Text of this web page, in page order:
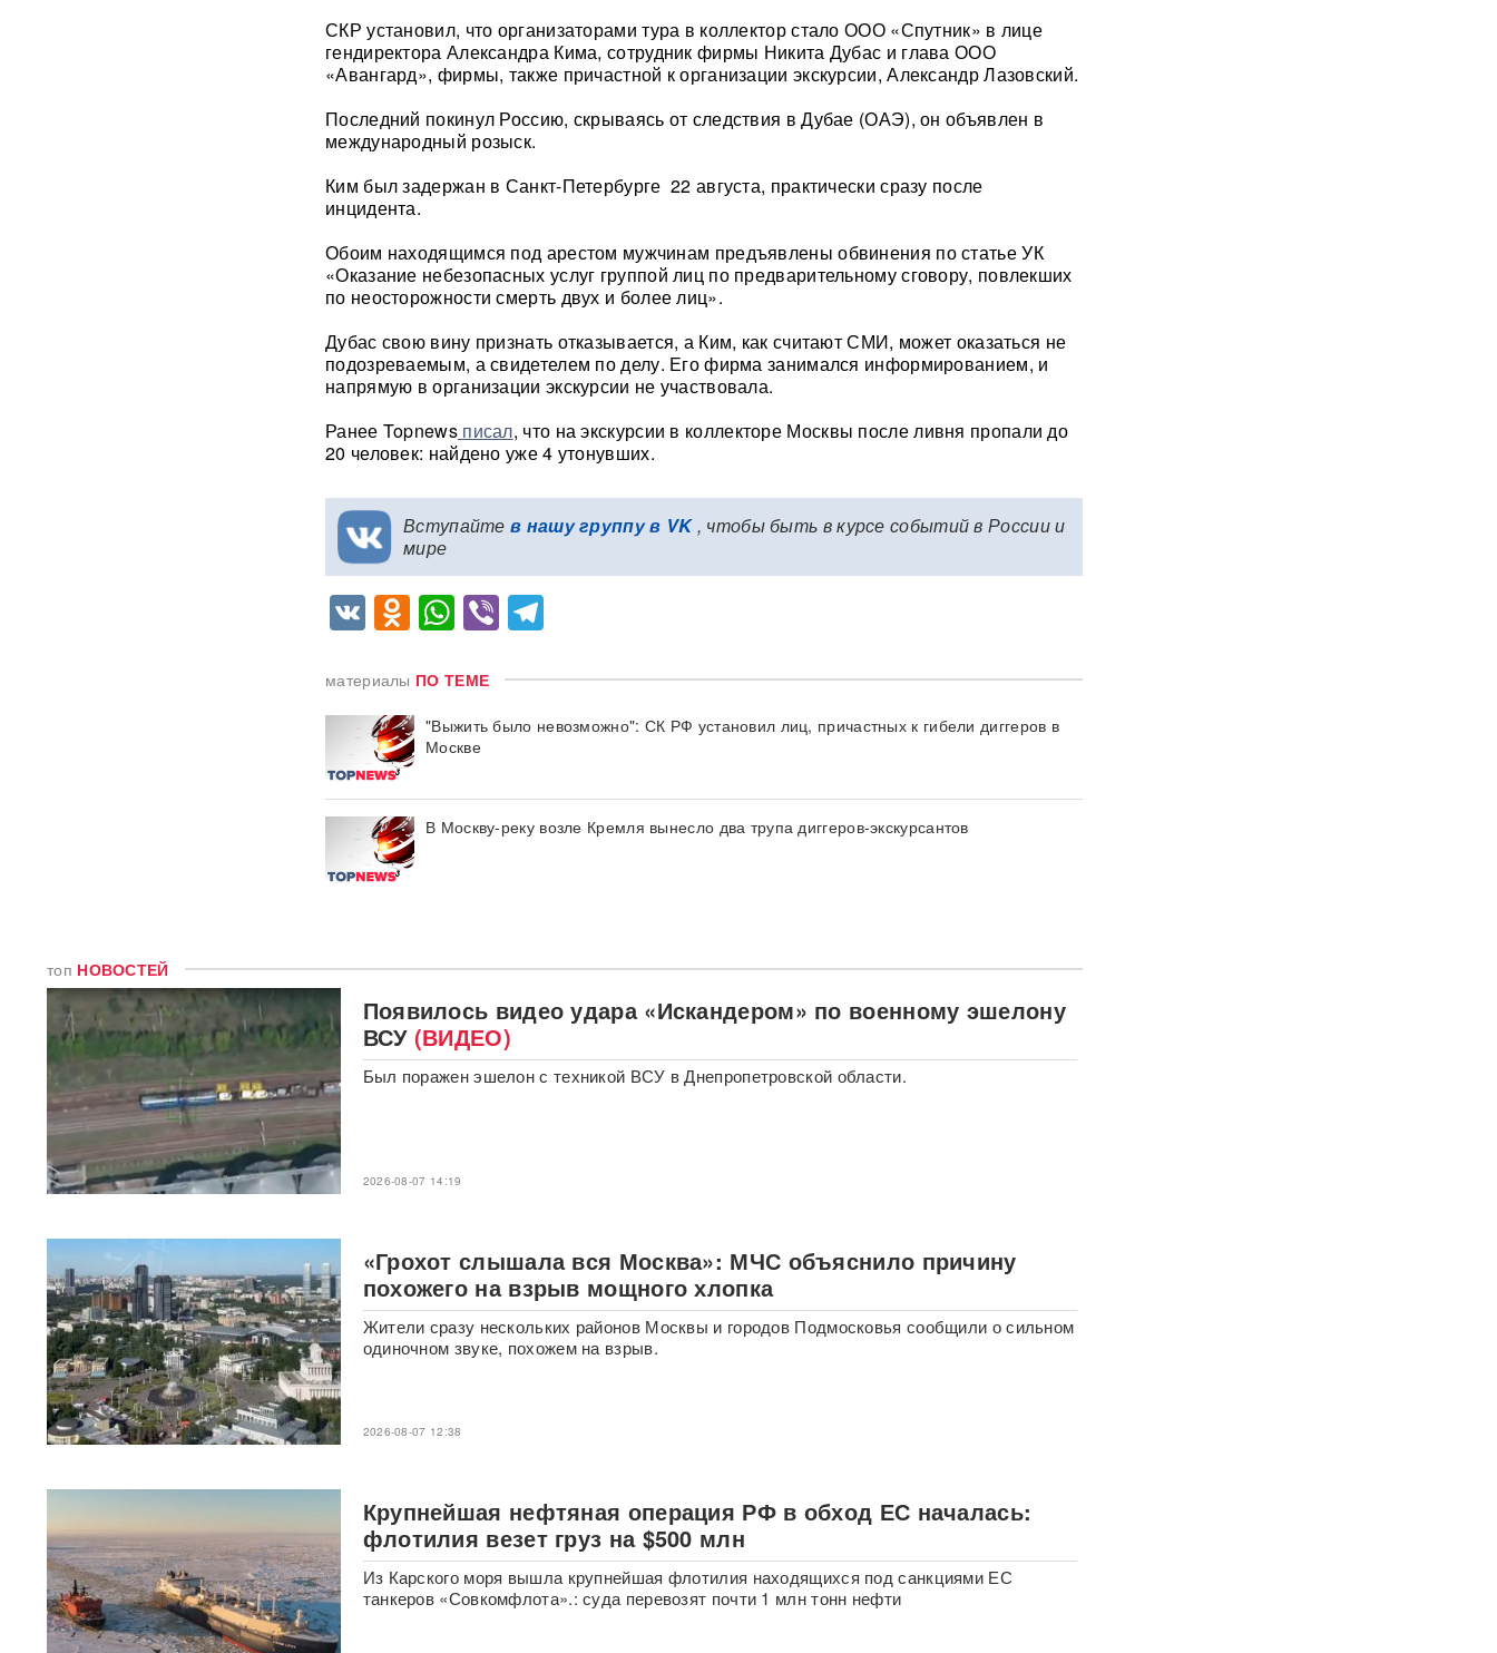
В Таиланде 7 человек
погибли в результате
стрельбы в школеВИДЕО
310 баллов ЕГЭ — и без
бюджета: почему отличники
не смогли поступить в
топовые вузы
Раскрыта схема массовой
Федоров дал Зеленскому 12
дней, чтобы добром вернуть
его в кресло министра
обороны
«Генералы новой волны»:
кто пришел на ключевые
посты в МО и почему их
выбрал Путин
Драка члена сборной РФ по
охранниками попала на
видео ВИДЕО
Клава Кока и Дима
Масленников сыграли
тайную свадьбуФОТО
СКР установил, что организаторами тура в коллектор стало ООО «Спутник» в лице
гендиректора Александра Кима, сотрудник фирмы Никита Дубас и глава ООО
«Авангард», фирмы, также причастной к организации экскурсии, Александр Лазовский.
Последний покинул Россию, скрываясь от следствия в Дубае (ОАЭ), он объявлен в
международный розыск.
Ким был задержан в Санкт-Петербурге 22 августа, практически сразу после
инцидента.
Обоим находящимся под арестом мужчинам предъявлены обвинения по статье УК
«Оказание небезопасных услуг группой лиц по предварительному сговору, повлекших
по неосторожности смерть двух и более лиц».
Дубас свою вину признать отказывается, а Ким, как считают СМИ, может оказаться не
подозреваемым, а свидетелем по делу. Его фирма занимался информированием, и
напрямую в организации экскурсии не участвовала.
Ранее Topnewsписал, что на экскурсии в коллекторе Москвы после ливня пропали до
20 человек: найдено уже 4 утонувших.
Вступайте в нашу группу в VK, чтобы быть в курсе событий в России и
мире
VKOdnoklassniki
WhatsApp
Viber
материалы ПО ТЕМЕ
"Выжить было невозможно": СК РФ установил лиц, причастных к гибели диггеров в
Москве
В Москву-реку возле Кремля вынесло два трупа диггеров-экскурсантов
топ НОВОСТЕЙ
Появилось видео удара «Искандером» по военному эшелону
ВСУ(ВИДЕО)
Был поражен эшелон с техникой ВСУ в Днепропетровской области.
2026-08-07 14:19
«Грохот слышала вся Москва»: МЧС объяснило причину
похожего на взрыв мощного хлопка
Жители сразу нескольких районов Москвы и городов Подмосковья сообщили о сильном
одиночном звуке, похожем на взрыв.
2026-08-07 12:38
Крупнейшая нефтяная операция РФ в обход ЕС началась:
флотилия везет груз на $500 млн
Из Карского моря вышла крупнейшая флотилия находящихся под санкциями ЕС
танкеров «Совкомфлота».: суда перевозят почти 1 млн тонн нефти